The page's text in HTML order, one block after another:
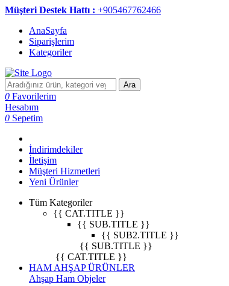
Müşteri Destek Hattı : +905467762466
AnaSayfa
Siparişlerim
Kategoriler
Ara
0 Favorilerim
Hesabım
0 Sepetim
İndirimdekiler
İletişim
Müşteri Hizmetleri
Yeni Ürünler
Tüm Kategoriler
{{ CAT.TITLE }}
{{ SUB.TITLE }}
{{ SUB2.TITLE }}
{{ SUB.TITLE }}
{{ CAT.TITLE }}
HAM AHŞAP ÜRÜNLER
Ahşap Ham Objeler